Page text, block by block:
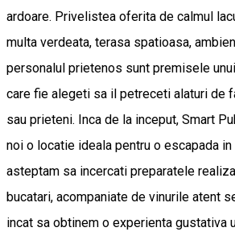
ardoare. Privelistea oferita de calmul
multa verdeata, terasa spatioasa,
personalul prietenos sunt premisele
care fie alegeti sa il petreceti alaturi de
sau prieteni. Inca de la inceput, Smart
noi o locatie ideala pentru o escapada in
asteptam sa incercati preparatele
bucatari, acompaniate de vinurile atent
incat sa obtinem o experienta gustativa